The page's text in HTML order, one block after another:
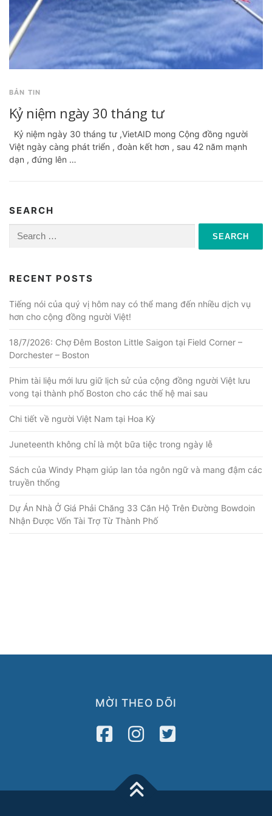
BẢN TIN
Kỷ niệm ngày 30 tháng tư
Kỷ niệm ngày 30 tháng tư ,VietAID mong Cộng đồng người
Việt ngày càng phát triển , đoàn kết hơn , sau 42 năm mạnh
dạn , đứng lên …
SEARCH
for:
RECENT POSTS
Tiếng nói của quý vị hôm nay có thể mang đến nhiều dịch vụ
hơn cho cộng đồng người Việt!
18/7/2026: Chợ Đêm Boston Little Saigon tại Field Corner –
Dorchester – Boston
Phim tài liệu mới lưu giữ lịch sử của cộng đồng người Việt lưu
vong tại thành phố Boston cho các thế hệ mai sau
Chi tiết về người Việt Nam tại Hoa Kỳ
Juneteenth không chỉ là một bữa tiệc trong ngày lễ
Sách của Windy Phạm giúp lan tỏa ngôn ngữ và mang đậm các
truyền thống
Dự Án Nhà Ở Giá Phải Chăng 33 Căn Hộ Trên Đường Bowdoin
Nhận Được Vốn Tài Trợ Từ Thành Phố
MỜI THEO DÕI